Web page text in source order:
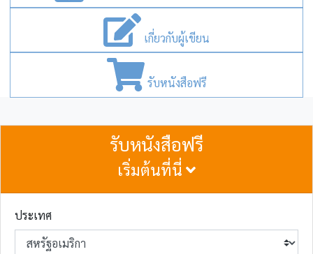
เกี่ยวกับผู้เขียน
รับหนังสือฟรี
รับหนังสือฟรี
เริ่มต้นที่นี่
ประเทศ